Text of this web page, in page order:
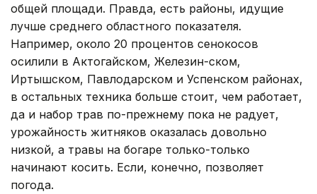
общей площади. Правда, есть районы, идущие
лучше среднего областного показателя.
Например, около 20 процентов сенокосов
осилили в Актогайском, Железин-ском,
Иртышском, Павлодарском и Успенском районах,
в остальных техника больше стоит, чем работает,
да и набор трав по-прежнему пока не радует,
урожайность житняков оказалась довольно
низкой, а травы на богаре только-только
начинают косить. Если, конечно, позволяет
погода.